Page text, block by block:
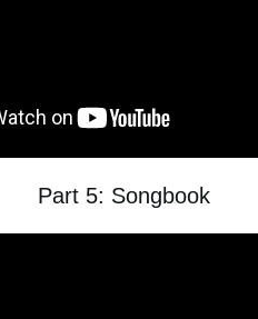
Part 5: Songbook